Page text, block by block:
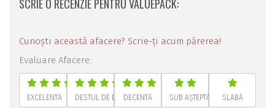
SCRIE O RECENZIE PENTRU VALUEPACK:
Cunoști această afacere? Scrie-ți acum părerea!
Evaluare Afacere:
EXCELENTĂ DESTUL DE BUNĂDECENTĂ SUB AȘTEPTĂRI SLABĂ